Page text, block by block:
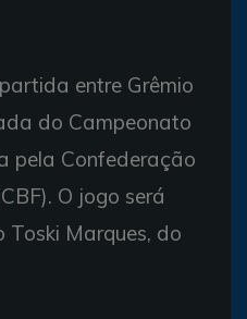
entre Grêmio
do Campeonato
pela Confederação
O jogo será
Marques, do